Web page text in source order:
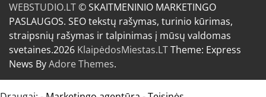
WEBSTUDIO.LT© SKAITMENINIO MARKETINGO
PASLAUGOS. SEO tekstų rašymas, turinio kūrimas,
straipsnių rašymas ir talpinimas į mūsų valdomas
svetaines.2026 KlaipėdosMiestas.LTTheme: Express
News ByAdore Themes.